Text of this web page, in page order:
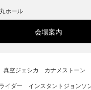
ホール
空ジェシカ カナメストー
イダー インスタントジョンソ